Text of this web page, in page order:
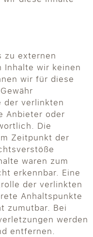
zu externen
Inhalte wir keinen
wir für diese
der verlinkten
Anbieter oder
Die
Zeitpunkt der
waren zum
erkennbar. Eine
der verlinkten
Anhaltspunkte
zumutbar. Bei
werden
entfernen.